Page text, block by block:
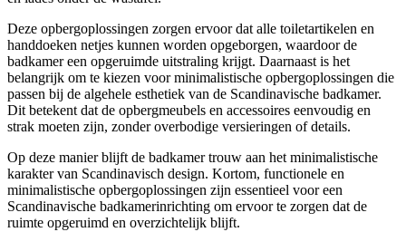
Deze opbergoplossingen zorgen ervoor dat alle toiletartikelen en
handdoeken netjes kunnen worden opgeborgen, waardoor de
badkamer een opgeruimde uitstraling krijgt. Daarnaast is het
belangrijk om te kiezen voor minimalistische opbergoplossingen die
passen bij de algehele esthetiek van de Scandinavische badkamer.
Dit betekent dat de opbergmeubels en accessoires eenvoudig en
strak moeten zijn, zonder overbodige versieringen of details.
Op deze manier blijft de badkamer trouw aan het minimalistische
karakter van Scandinavisch design. Kortom, functionele en
minimalistische opbergoplossingen zijn essentieel voor een
Scandinavische badkamerinrichting om ervoor te zorgen dat de
ruimte opgeruimd en overzichtelijk blijft.